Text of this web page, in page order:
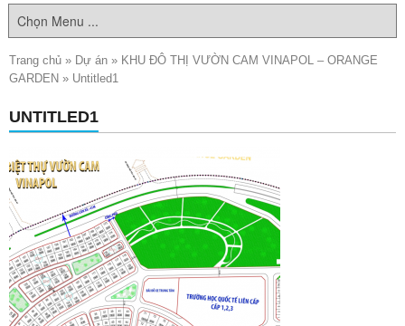
Trang chủ » Dự án » KHU ĐÔ THỊ VƯỜN CAM VINAPOL – ORANGE
GARDEN » Untitled1
UNTITLED1